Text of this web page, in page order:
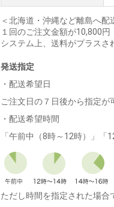
＜北海道・沖縄など離島へ
１回のご注文金額が10,800
システム上、送料がプラスさ
発送指定
・配送希望日
ご注文日の７日後から指定が
・配送希望時間
「午前中（8時～12時）」
ただし時間を指定された場合